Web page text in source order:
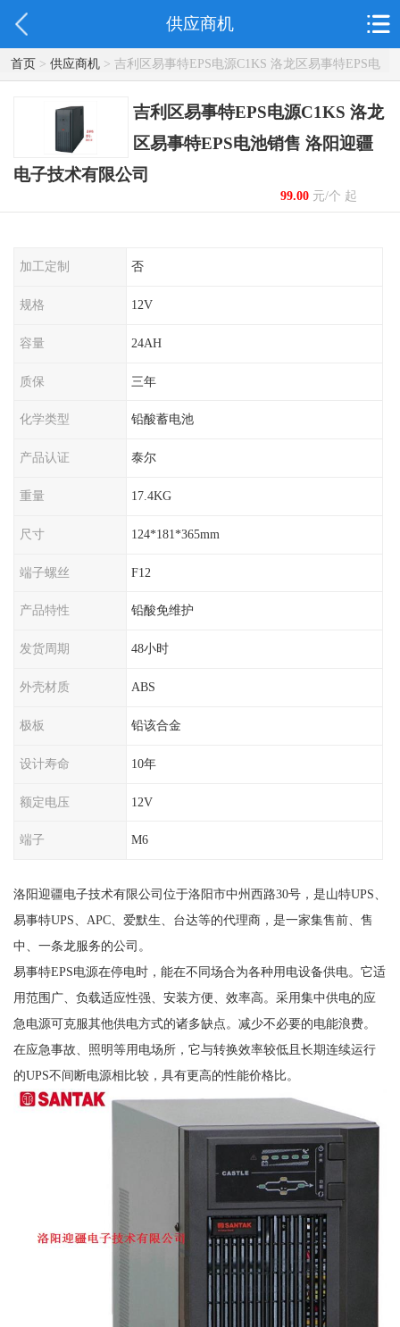
供应商机
首页> 供应商机> 吉利区易事特EPS电源C1KS 洛龙区易事特EPS电
池销售 洛阳迎疆电子技术有限公司
吉利区易事特EPS电源C1KS 洛龙
区易事特EPS电池销售 洛阳迎疆
电子技术有限公司
99.00元/个 起
加工定制 否
规格 12V
容量 24AH
质保 三年
化学类型 铅酸蓄电池
产品认证 泰尔
重量 17.4KG
尺寸 124*181*365mm
端子螺丝 F12
产品特性 铅酸免维护
发货周期 48小时
外壳材质 ABS
极板 铅该合金
设计寿命 10年
额定电压 12V
端子 M6
洛阳迎疆电子技术有限公司位于洛阳市中州西路30号，是山特UPS、
易事特UPS、APC、爱默生、台达等的代理商，是一家集售前、售
中、一条龙服务的公司。
易事特EPS电源在停电时，能在不同场合为各种用电设备供电。它适
用范围广、负载适应性强、安装方便、效率高。采用集中供电的应
急电源可克服其他供电方式的诸多缺点。减少不必要的电能浪费。
在应急事故、照明等用电场所，它与转换效率较低且长期连续运行
的UPS不间断电源相比较，具有更高的性能价格比。